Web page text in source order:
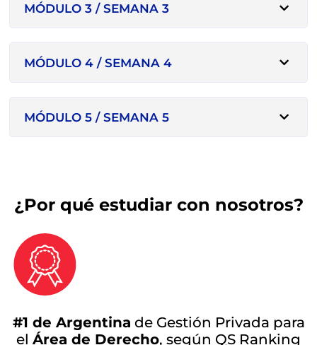
MÓDULO 3 / SEMANA 3
MÓDULO 4 / SEMANA 4
MÓDULO 5 / SEMANA 5
¿Por qué estudiar con nosotros?
#1 de Argentina de Gestión Privada para
el Área de Derecho, según QS Ranking